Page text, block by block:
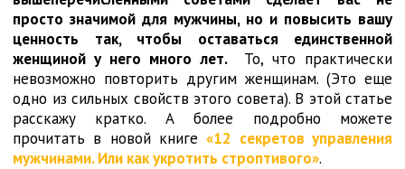
просто значимой для мужчины, но и повысить вашу
ценность так, чтобы оставаться единственной
женщиной у него много лет.
То, что практически
невозможно повторить другим женщинам. (Это еще
одно из сильных свойств этого совета). В этой статье
расскажу кратко. А более подробно можете
прочитать в новой книге«12 секретов управления
мужчинами. Или как укротить строптивого».